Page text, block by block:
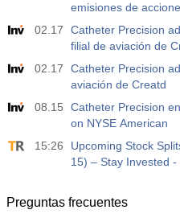
emisiones de
02.17
Catheter Precision
filial de aviación de
02.17
Catheter Precision
aviación de Creatd
08.15
Catheter Precision
on NYSE American
15:26
Upcoming Stock
15) – Stay Invested -
Preguntas frecuentes